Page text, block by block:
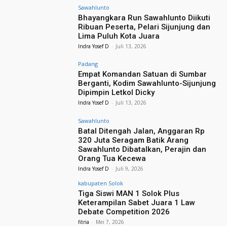
Sawahlunto
Bhayangkara Run Sawahlunto Diikuti
Ribuan Peserta, Pelari Sijunjung dan
Lima Puluh Kota Juara
Indra Yosef D - Juli 13, 2026
Padang
Empat Komandan Satuan di Sumbar
Berganti, Kodim Sawahlunto-Sijunjung
Dipimpin Letkol Dicky
Indra Yosef D - Juli 13, 2026
Sawahlunto
Batal Ditengah Jalan, Anggaran Rp
320 Juta Seragam Batik Arang
Sawahlunto Dibatalkan, Perajin dan
Orang Tua Kecewa
Indra Yosef D - Juli 9, 2026
kabupaten Solok
Tiga Siswi MAN 1 Solok Plus
Keterampilan Sabet Juara 1 Law
Debate Competition 2026
fitria - Mei 7, 2026